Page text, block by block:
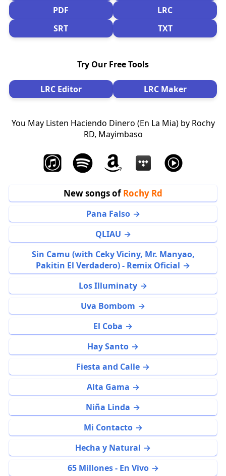
PDF
LRC
SRT
TXT
Try Our Free Tools
LRC Editor LRC Maker
You May Listen Haciendo Dinero (En La Mia) by Rochy
RD, Mayimbaso
New songs ofRochy Rd
Pana Falso
QLIAU
Sin Camu (with Ceky Viciny, Mr. Manyao,
Pakitin El Verdadero) - Remix Oficial
Los Illuminaty
Uva Bombom
El Coba
Hay Santo
Fiesta and Calle
Alta Gama
Niña Linda
Mi Contacto
Hecha y Natural
65 Millones - En Vivo